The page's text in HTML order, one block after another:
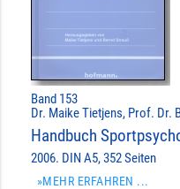
Band 153
Dr. Maike Tietjens, Prof. Dr.
Handbuch
2006. DIN A5, 352 Seiten
»MEHR ERFAHREN ...